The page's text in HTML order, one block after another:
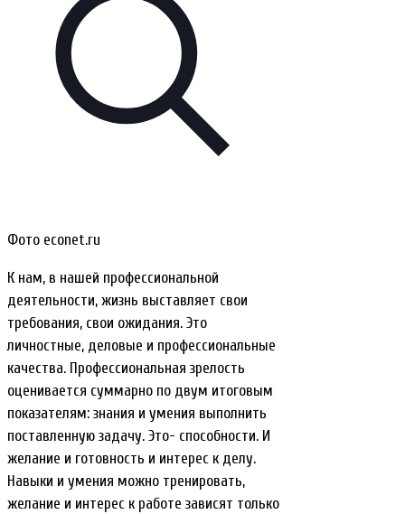
Фото econet.ru
К нам, в нашей профессиональной
деятельности, жизнь выставляет свои
требования, свои ожидания. Это
личностные, деловые и профессиональные
качества. Профессиональная зрелость
оценивается суммарно по двум итоговым
показателям: знания и умения выполнить
поставленную задачу. Это- способности. И
желание и готовность и интерес к делу.
Навыки и умения можно тренировать,
желание и интерес к работе зависят только